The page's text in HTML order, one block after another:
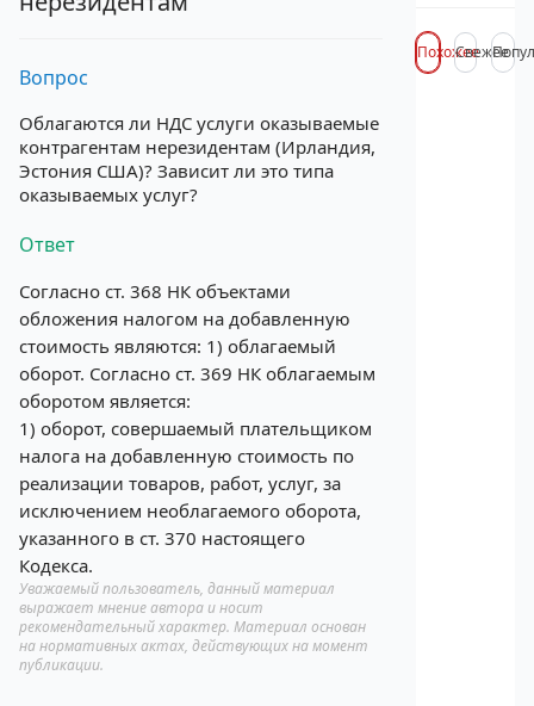
Вопрос
Облагаются ли НДС услуги оказываемые
контрагентам нерезидентам (Ирландия,
Эстония США)? Зависит ли это типа
оказываемых услуг?
Ответ
Согласно ст. 368 НК объектами
обложения налогом на добавленную
стоимость являются: 1) облагаемый
оборот. Согласно ст. 369 НК облагаемым
оборотом является:
1) оборот, совершаемый плательщиком
налога на добавленную стоимость по
реализации товаров, работ, услуг, за
исключением необлагаемого оборота,
указанного в ст. 370 настоящего
Кодекса.
Уважаемый пользователь, данный материал
выражает мнение автора и носит
рекомендательный характер. Материал основан
на нормативных актах, действующих на момент
публикации.
ПохожееСвежее